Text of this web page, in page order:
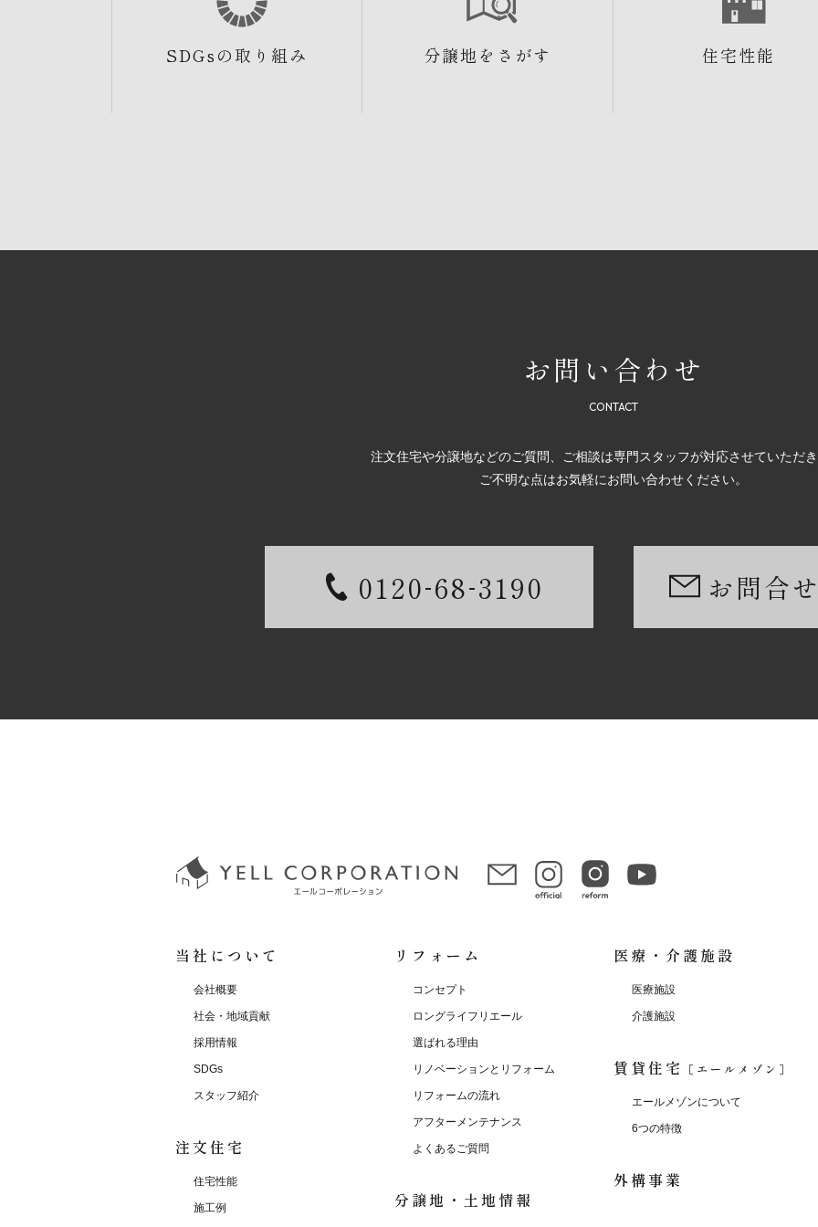
SDGsの取り組み 分譲地をさがす 住宅性能
お問い合わせ
注文住宅や分譲地などのご質問、ご相談は専門スタッフが対応させていただき
ご不明な点はお気軽にお問い合わせください。
0120-68-3190 お問合
当社について
会社概要
社会・地域貢献
採用情報
SDGs
スタッフ紹介
注文住宅
住宅性能
施工例
リフォーム
コンセプト
ロングライフリエール
選ばれる理由
リノベーションとリフォーム
リフォームの流れ
アフターメンテナンス
よくあるご質問
分譲地・土地情報
医療・介護施設
医療施設
介護施設
賃貸住宅 ［エールメゾン］
エールメゾンについて
6つの特徴
外構事業